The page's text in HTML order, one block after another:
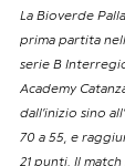
La Bioverde
prima partita
serie B
Academy
dall’inizio sino
70 a 55, e
21 punti. Il